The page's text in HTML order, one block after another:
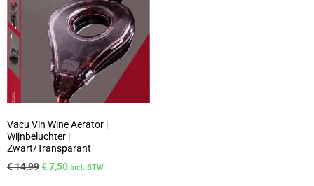
Vacu Vin Wine Aerator |
Wijnbeluchter |
Zwart/Transparant
€14,99€7,50 Incl. BTW